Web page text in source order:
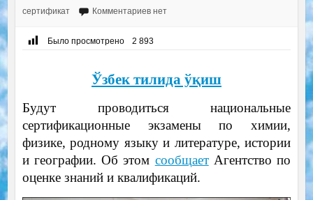
сертификат
Комментариев нет
Было просмотрено 2 893
Ўзбек тилида ўқиш
Будут проводиться национальные
сертификационные экзамены по химии,
физике, родному языку и литературе, истории
и географии. Об этом сообщаетАгентство по
оценке знаний и квалификаций.